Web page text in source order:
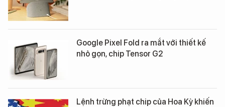
Google Pixel Fold ra mắt với thiết kế
nhỏ gọn, chip Tensor G2
Lệnh trừng phạt chip của Hoa Kỳ khiến